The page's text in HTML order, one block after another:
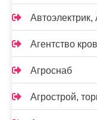
Агентство
Агроснаб
Агрострой,